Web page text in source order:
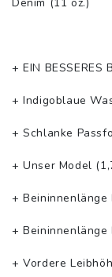
+ EIN BESSERES
+ Indigoblaue
+ Schlanke
+ Unser Model
+ Beininnenlänge
+ Beininnenlänge
+ Vordere